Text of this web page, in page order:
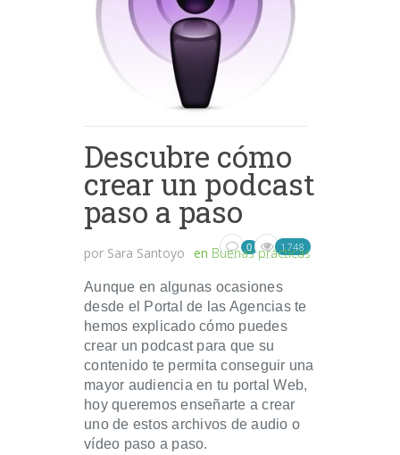
Descubre cómo
crear un podcast
paso a paso
por Sara Santoyo en Buenas prácticas
0 1748
Aunque en algunas ocasiones
desde el Portal de las Agencias te
hemos explicado cómo puedes
crear un podcast para que su
contenido te permita conseguir una
mayor audiencia en tu portal Web,
hoy queremos enseñarte a crear
uno de estos archivos de audio o
vídeo paso a paso.